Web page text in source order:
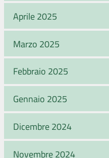
Aprile 2025
Marzo 2025
Febbraio 2025
Gennaio 2025
Dicembre 2024
Novembre 2024